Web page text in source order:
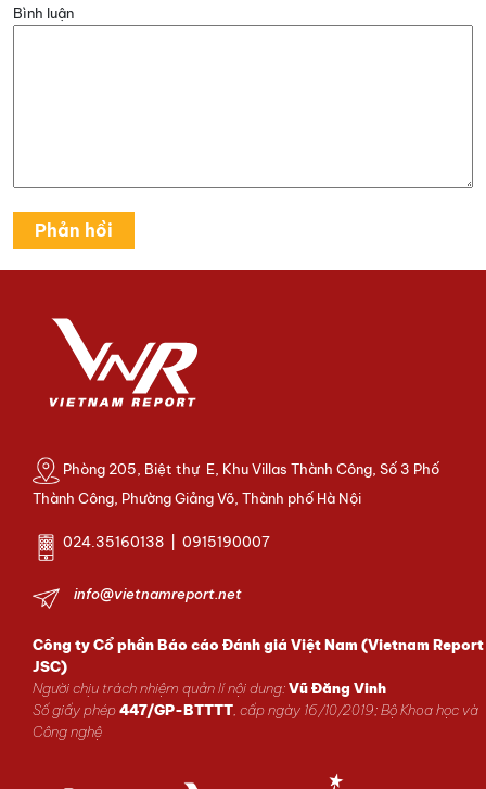
Bình luận
Phòng 205, Biệt thự E, Khu Villas Thành Công, Số 3 Phố
Thành Công, Phường Giảng Võ, Thành phố Hà Nội
024.35160138 | 0915190007
info@vietnamreport.net
Công ty Cổ phần Báo cáo Đánh giá Việt Nam (Vietnam Report
JSC)
Người chịu trách nhiệm quản lí nội dung:Vũ Đăng Vinh
Số giấy phép447/GP-BTTTT , cấp ngày 16/10/2019; Bộ Khoa học và
Công nghệ